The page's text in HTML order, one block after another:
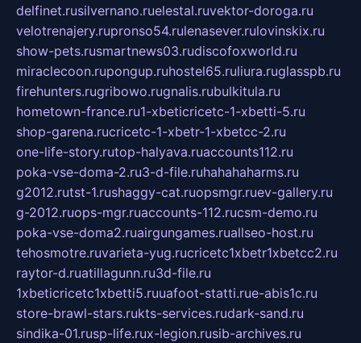
delfinet.rusilvernano.ruelestal.ruvektor-doroga.ru
velotrenajery.rupronso54.rulenasever.rulovinskix.ru
show-pets.rusmartnews03.rudiscofoxworld.ru
miraclecoon.rupongup.ruhostel65.ruliura.ruglasspb.ru
firehunters.rugribowo.rugnalis.rubulkitula.ru
hometown-france.ru1-xbeticricetc-1-xbetti-5.ru
shop-garena.rucricetc-1-xbetr-1-xbetcc-2.ru
one-life-story.rutop-halyava.ruaccounts112.ru
poka-vse-doma-2.ru3-d-file.ruhahahaharms.ru
g2012.rutst-1.rushaggy-cat.ruopsmgr.ruev-gallery.ru
g-2012.ruops-mgr.ruaccounts-112.rucsm-demo.ru
poka-vse-doma2.ruairgungames.ruallseo-host.ru
tehosmotre.ruvarieta-yug.rucricetc1xbetr1xbetcc2.ru
raytor-d.ruatillagunn.ru3d-file.ru
1xbeticricetc1xbetti5.ruuafoot-statti.rue-abis1c.ru
store-brawl-stars.rukts-services.rudark-sand.ru
sindika-01.rusp-life.rux-legion.rusib-archives.ru